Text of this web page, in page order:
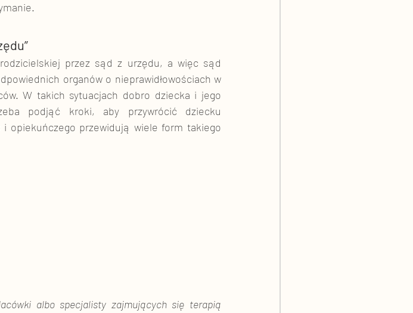
przez sąd z urzędu, a więc sąd
organów o nieprawidłowościach w
W takich sytuacjach dobro dziecka i jego
podjąć kroki, aby przywrócić dziecku
opiekuńczego przewidują wiele form takiego
albo specjalisty zajmujących się terapią